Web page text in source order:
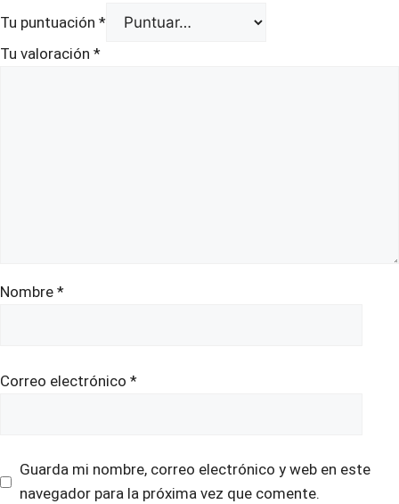
Tu puntuación *
Tu valoración *
Nombre *
Correo electrónico *
Guarda mi nombre, correo electrónico y web en este
navegador para la próxima vez que comente.